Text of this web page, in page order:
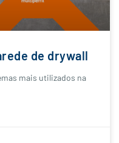
de drywall
mais utilizados na